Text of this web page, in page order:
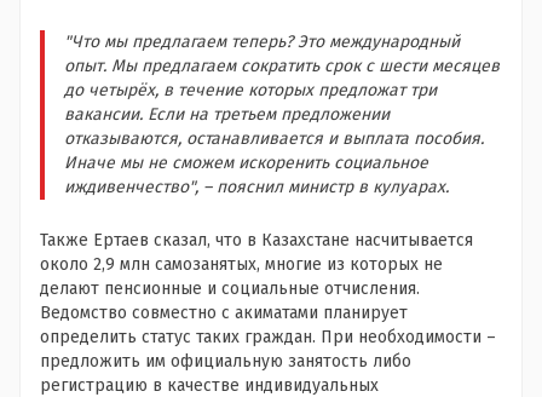
"Что мы предлагаем теперь? Это международный
опыт. Мы предлагаем сократить срок с шести месяцев
до четырёх, в течение которых предложат три
вакансии. Если на третьем предложении
отказываются, останавливается и выплата пособия.
Иначе мы не сможем искоренить социальное
иждивенчество", – пояснил министр в кулуарах.
Также Ертаев сказал, что в Казахстане насчитывается
около 2,9 млн самозанятых, многие из которых не
делают пенсионные и социальные отчисления.
Ведомство совместно с акиматами планирует
определить статус таких граждан. При необходимости –
предложить им официальную занятость либо
регистрацию в качестве индивидуальных